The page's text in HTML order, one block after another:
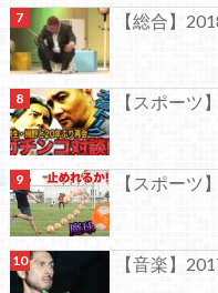
【総合】
【スポーツ
【スポーツ
【音楽】